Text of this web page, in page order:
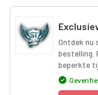
Ontdek nu
bestelling.
beperkte